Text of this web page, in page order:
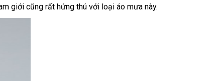
giới cũng rất hứng thú với loại áo mưa này.